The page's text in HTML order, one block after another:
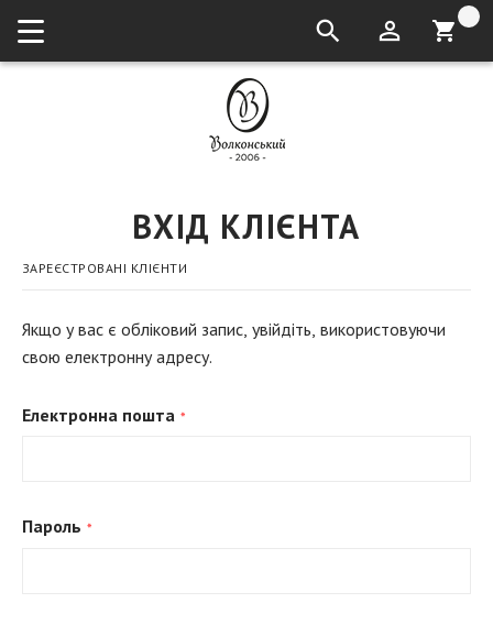
кошик:
ВХІД КЛІЄНТА
ЗАРЕЄСТРОВАНІ КЛІЄНТИ
Якщо у вас є обліковий запис, увійдіть, використовуючи
свою електронну адресу.
Електронна пошта
Пароль